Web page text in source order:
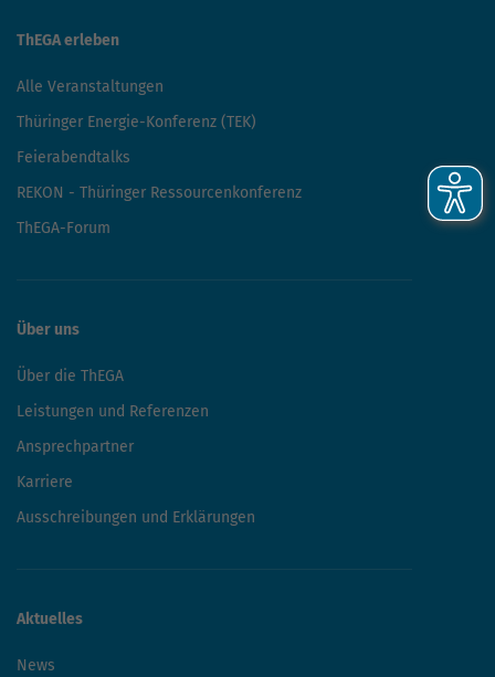
ThEGA erleben
Alle Veranstaltungen
Thüringer Energie-Konferenz (TEK)
Feierabendtalks
REKON - Thüringer Ressourcenkonferenz
ThEGA-Forum
Über uns
Über die ThEGA
Leistungen und Referenzen
Ansprechpartner
Karriere
Ausschreibungen und Erklärungen
Aktuelles
News